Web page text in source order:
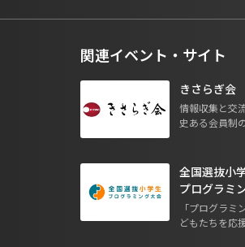
関連イベント・サイト
きさらぎ会
情報収集と交
史ある会員制
全国選抜小
プログラミ
「プログラ
どもたちを応